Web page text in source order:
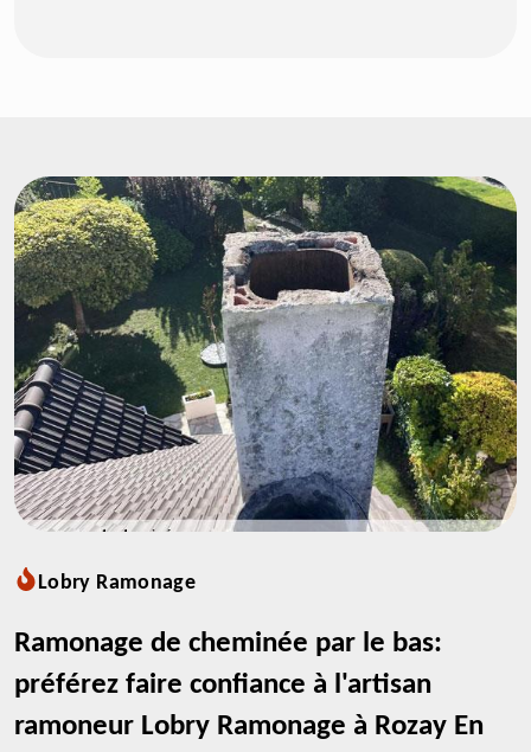
Lobry Ramonage
Ramonage de cheminée par le bas:
préférez faire confiance à l'artisan
ramoneur Lobry Ramonage à Rozay En